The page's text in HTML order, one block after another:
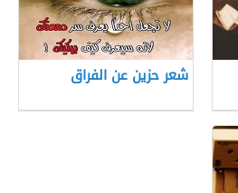
شعر حزين عن الفراق